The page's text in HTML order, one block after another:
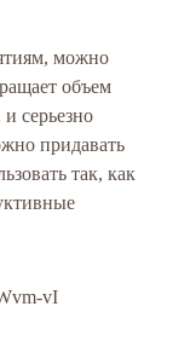
можно
объем
серьезно
придавать
так, как
vI